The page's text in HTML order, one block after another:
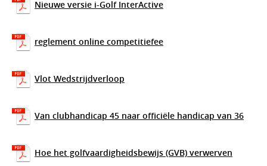
Nieuwe versie i-Golf InterActive
reglement online competitiefee
Vlot Wedstrijdverloop
Van clubhandicap 45 naar officiële handicap van 36
Hoe het golfvaardigheidsbewijs (GVB) verwerven